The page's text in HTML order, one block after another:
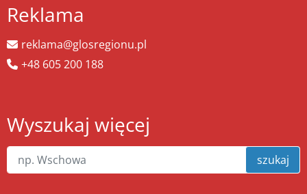
Reklama
reklama@glosregionu.pl
+48 605 200 188
Wyszukaj więcej
szukaj